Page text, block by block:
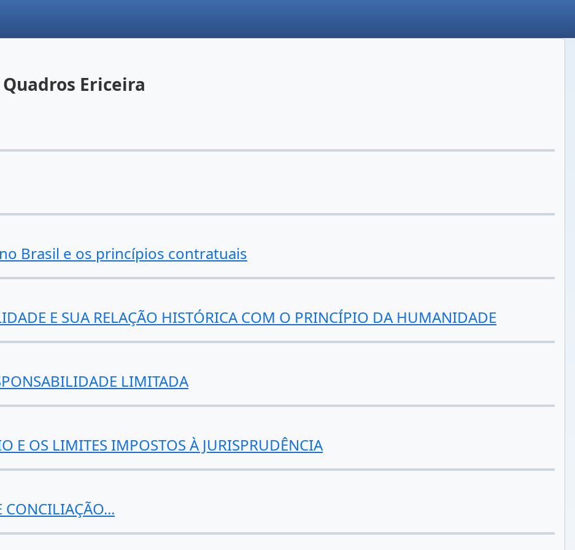
Ericeira
Brasil e os princípios contratuais
E SUA RELAÇÃO HISTÓRICA COM O PRINCÍPIO DA HUMANIDADE
LIMITADA
E OS LIMITES IMPOSTOS À JURISPRUDÊNCIA
CONCILIAÇÃO...